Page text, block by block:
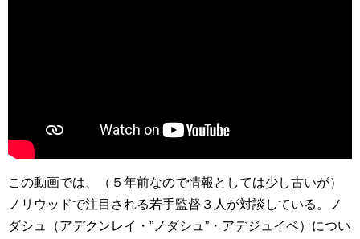
この動画では、（５年前なので情報としては少し古いが）
ノリウッドで注目される若手監督３人が対談している。ノ
ダシュ（アデクンレイ・”ノダシュ”・アデジュイベ）につい